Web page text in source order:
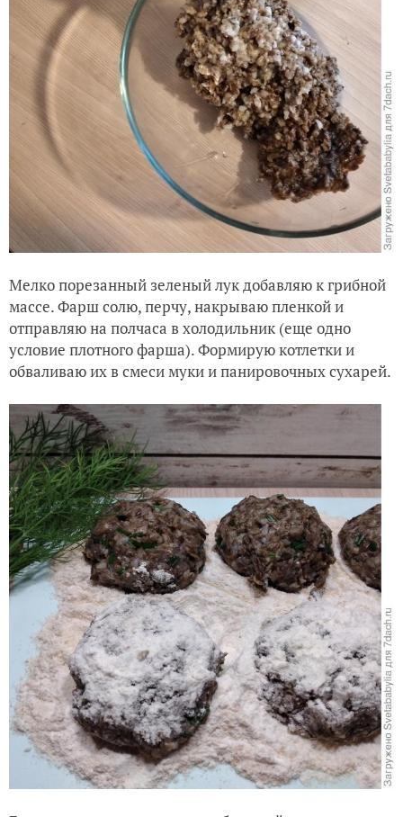
Мелко порезанный зеленый лук добавляю к грибной
массе. Фарш солю, перчу, накрываю пленкой и
отправляю на полчаса в холодильник (еще одно
условие плотного фарша). Формирую котлетки и
обваливаю их в смеси муки и панировочных сухарей.